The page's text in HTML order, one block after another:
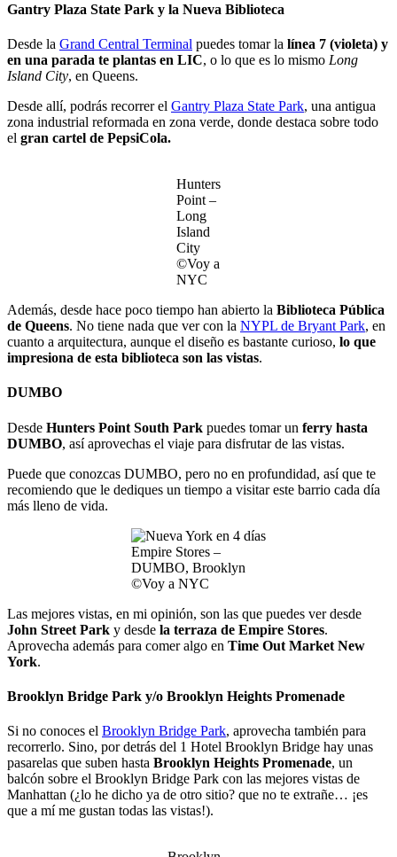
Gantry Plaza State Park y la Nueva Biblioteca
Desde la Grand Central Terminal puedes tomar la línea 7 (violeta) y
en una parada te plantas en LIC, o lo que es lo mismo Long
Island City, en Queens.
Desde allí, podrás recorrer el Gantry Plaza State Park, una antigua
zona industrial reformada en zona verde, donde destaca sobre todo
el gran cartel de PepsiCola.
Hunters
Point –
Long
Island
City
©Voy a
NYC
Además, desde hace poco tiempo han abierto la Biblioteca Pública
de Queens. No tiene nada que ver con la NYPL de Bryant Park, en
cuanto a arquitectura, aunque el diseño es bastante curioso, lo que
impresiona de esta biblioteca son las vistas.
DUMBO
Desde Hunters Point South Park puedes tomar un ferry hasta
DUMBO, así aprovechas el viaje para disfrutar de las vistas.
Puede que conozcas DUMBO, pero no en profundidad, así que te
recomiendo que le dediques un tiempo a visitar este barrio cada día
más lleno de vida.
Empire Stores –
DUMBO, Brooklyn
©Voy a NYC
Las mejores vistas, en mi opinión, son las que puedes ver desde
John Street Park y desde la terraza de Empire Stores.
Aprovecha además para comer algo en Time Out Market New
York.
Brooklyn Bridge Park y/o Brooklyn Heights Promenade
Si no conoces el Brooklyn Bridge Park, aprovecha también para
recorrerlo. Sino, por detrás del 1 Hotel Brooklyn Bridge hay unas
pasarelas que suben hasta Brooklyn Heights Promenade, un
balcón sobre el Brooklyn Bridge Park con las mejores vistas de
Manhattan (¿lo he dicho ya de otro sitio? que no te extrañe… ¡es
que a mí me gustan todas las vistas!).